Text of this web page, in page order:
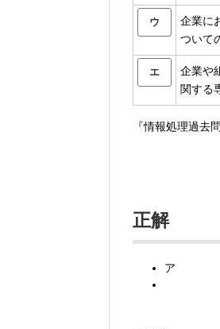
ウ
企業に
ついて
エ
企業や
関する
『情報処理過去
正解
ア